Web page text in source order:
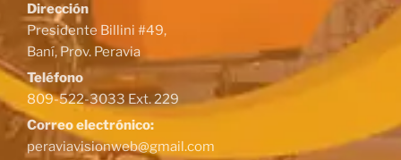
Dirección
Presidente Billini #49,
Baní, Prov. Peravia
Teléfono
809-522-3033 Ext. 229
Correo electrónico:
peraviavisionweb@gmail.com